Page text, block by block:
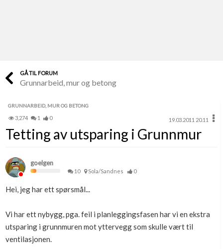
Finn håndverkere
Papirer som mangler
Skaff dokumentasjon som mangler
Kundeservice
Få svar på det du lurer på
Kom i gang med Boligmappa
Boligmappa+
Få mer ut av Boligmappa
GÅ TIL FORUM
Grunnarbeid, mur og betong
GRUNNARBEID, MUR OG BETONG
3,274 1 0 19.03.2011 20.11
Tetting av utsparing i Grunnmur
goelgen
10 Sola/Sandnes 0
Hei, jeg har ett spørsmål...
Vi har ett nybygg, pga. feil i planleggingsfasen har vi en ekstra
utsparing i grunnmuren mot yttervegg som skulle vært til
ventilasjonen.